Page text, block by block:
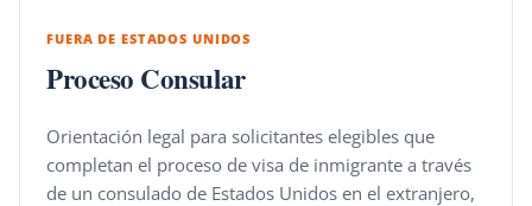
FUERA DE ESTADOS UNIDOS
Proceso Consular
Orientación legal para solicitantes elegibles que
completan el proceso de visa de inmigrante a través
de un consulado de Estados Unidos en el extranjero,